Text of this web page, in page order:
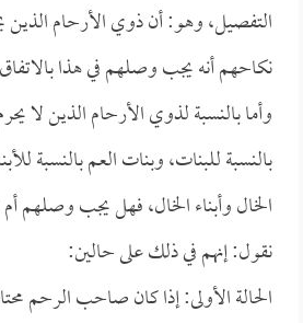
التفصيل، وهو: أن ذوي الأرحام الذين
نكاحهم أنه يجب وصلهم في هذا
وأما بالنسبة لذوي الأرحام الذين لا
بالنسبة للبنات، وبنات العم بالنسبة
الخال وأبناء الخال، فهل يجب وصلهم
نقول: إنهم في ذلك على حالين:
الحالة الأولى: إذا كان صاحب الرحم